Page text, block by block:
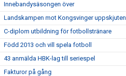
Innebandysäsongen över
Landskampen mot Kongsvinger uppskjuten
C-diplom utbildning för fotbollstränare
Född 2013 och vill spela fotboll
43 anmälda HBK-lag till seriespel
Fakturor på gång